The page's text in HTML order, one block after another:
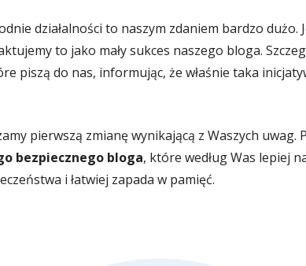
działalności to naszym zdaniem bardzo dużo.
to jako mały sukces naszego bloga.
piszą do nas, informując, że właśnie taka
pierwszą zmianę wynikającą z Waszych uwag.
bezpiecznego bloga, które według Was lepiej
i łatwiej zapada w pamięć.